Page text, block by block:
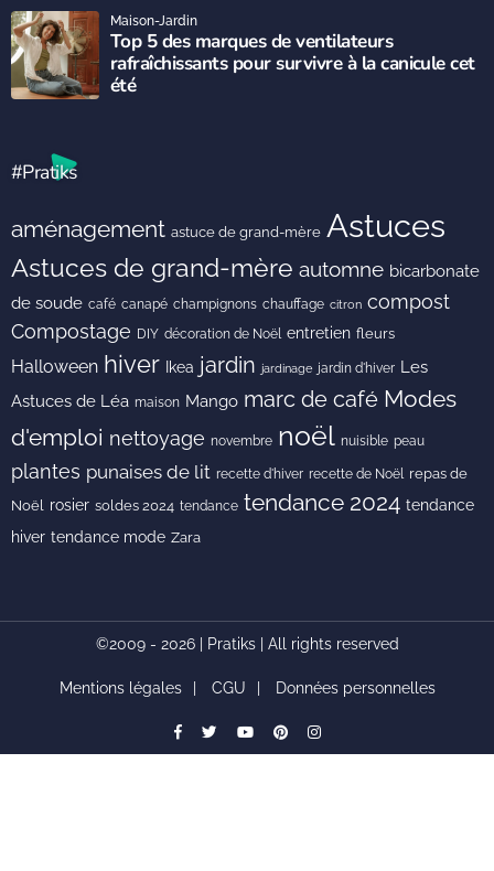
Top 5 des marques de ventilateurs
rafraîchissants pour survivre à la canicule cet
été
Maison-Jardin
#Pratiks
aménagement astuce de grand-mère Astuces
Astuces de grand-mère automne bicarbonate
de soude café canapé champignons chauffage citron compost
Compostage DIY décoration de Noël entretien fleurs
Halloween hiver Ikea jardin jardinage jardin d'hiver Les
Astuces de Léa maison Mango marc de café Modes
d'emploi nettoyage novembre noël nuisible peau
plantes punaises de lit recette d'hiver recette de Noël repas de
Noël rosier soldes 2024 tendance tendance 2024 tendance
hiver tendance mode Zara
©2009 - 2026 | Pratiks | All rights reserved
Mentions légales CGU Données personnelles
facebook
Twitteryoutubepinterestinstagram